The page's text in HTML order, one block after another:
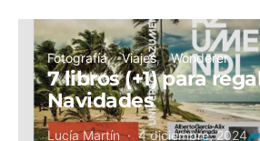
Fotografía Viajes Wonderer
7 libros (+1) para
Navidades
Lucía Martín 4 diciembre, 2024